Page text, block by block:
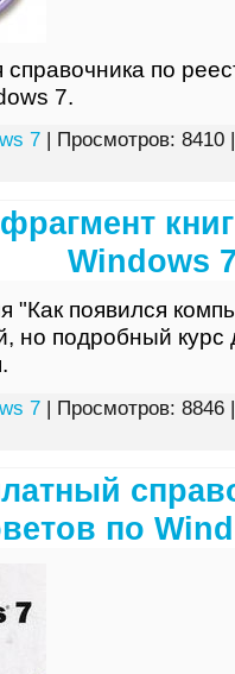
справочника по
7.
7| Просмотров: 8410
Windows
"Как появился
но подробный
7| Просмотров: 8846
по